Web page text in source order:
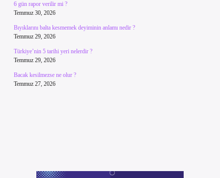
6 gün rapor verilir mi ?
Temmuz 30, 2026
Bıyıklarını balta kesmemek deyiminin anlamı nedir ?
Temmuz 29, 2026
Türkiye’nin 5 tarihi yeri nelerdir ?
Temmuz 29, 2026
Bacak kesilmezse ne olur ?
Temmuz 27, 2026